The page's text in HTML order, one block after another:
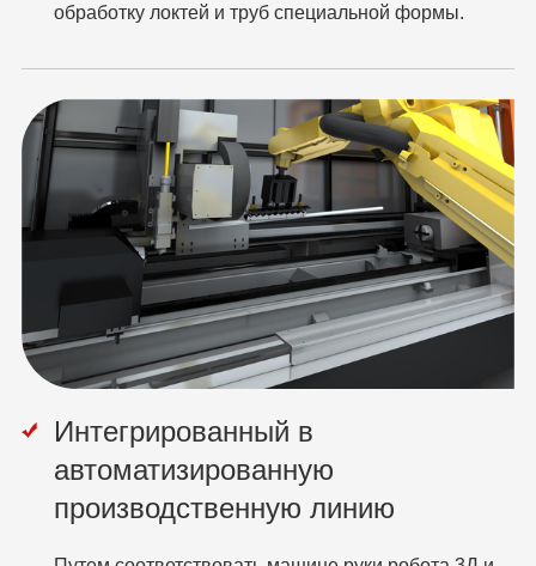
обработку локтей и труб специальной формы.
Интегрированный в
автоматизированную
производственную линию